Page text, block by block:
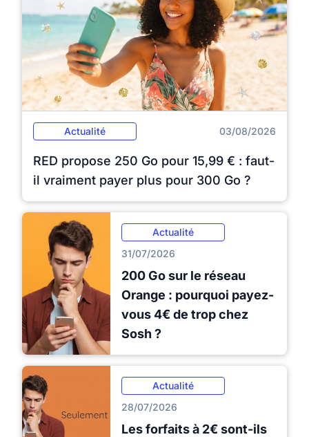
Actualité 03/08/2026
RED propose 250 Go pour 15,99 € : faut-
il vraiment payer plus pour 300 Go ?
Actualité
31/07/2026
200 Go sur le réseau
Orange : pourquoi payez-
vous 4€ de trop chez
Sosh ?
Actualité
28/07/2026
Les forfaits à 2€ sont-ils